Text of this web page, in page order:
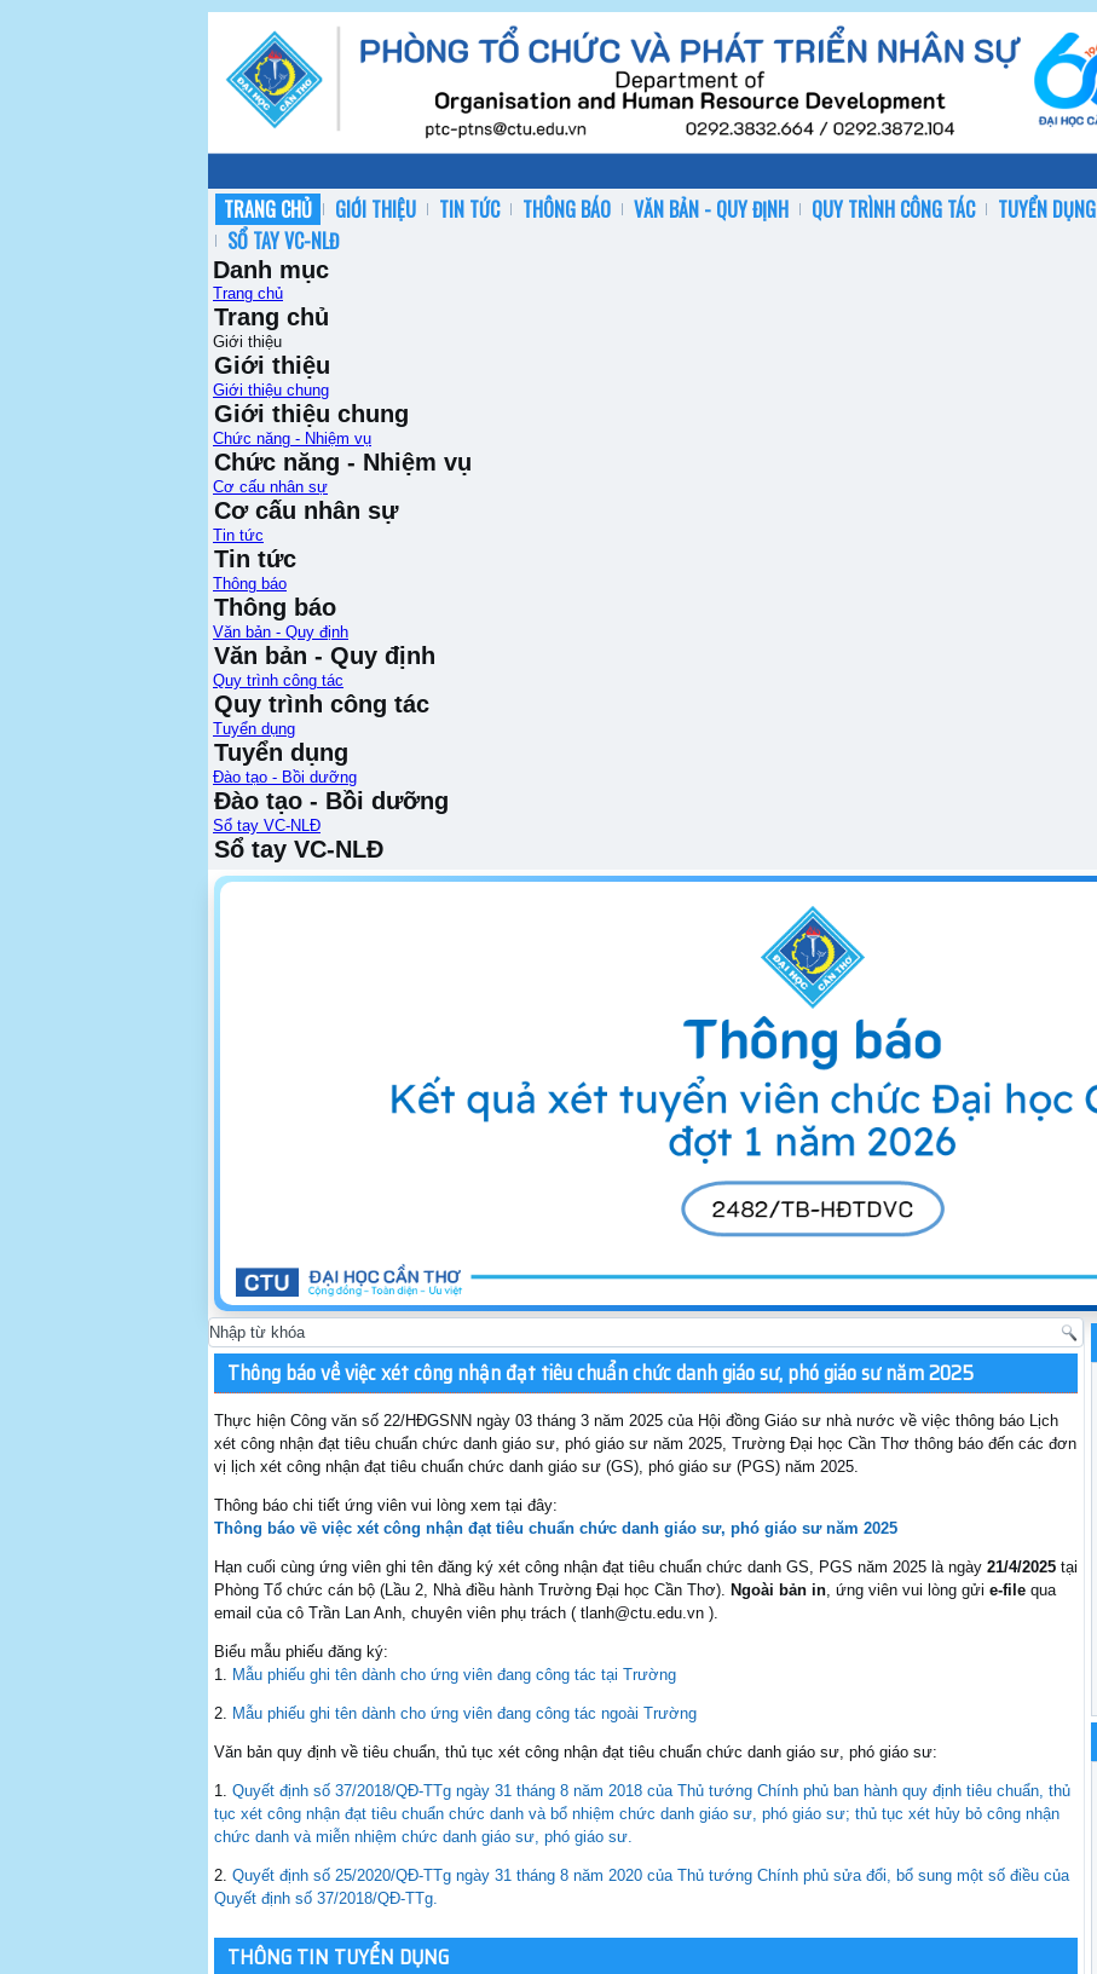
TRANG CHỦ GIỚI THIỆU TIN TỨC THÔNG BÁO VĂN BẢN - QUY ĐỊNH QUY TRÌNH CÔNG TÁC TUYỂN DỤNG
SỔ TAY VC-NLĐ
Danh mục
Trang chủ
Trang chủ
Giới thiệu
Giới thiệu
Giới thiệu chung
Giới thiệu chung
Chức năng - Nhiệm vụ
Chức năng - Nhiệm vụ
Cơ cấu nhân sự
Cơ cấu nhân sự
Tin tức
Tin tức
Thông báo
Thông báo
Văn bản - Quy định
Văn bản - Quy định
Quy trình công tác
Quy trình công tác
Tuyển dụng
Tuyển dụng
Đào tạo - Bồi dưỡng
Đào tạo - Bồi dưỡng
Sổ tay VC-NLĐ
Sổ tay VC-NLĐ
Thông báo về việc xét công nhận đạt tiêu chuẩn chức danh giáo sư, phó giáo sư năm 2025
Thực hiện Công văn số 22/HĐGSNN ngày 03 tháng 3 năm 2025 của Hội đồng Giáo sư nhà nước về việc thông báo Lịch
xét công nhận đạt tiêu chuẩn chức danh giáo sư, phó giáo sư năm 2025, Trường Đại học Cần Thơ thông báo đến các đơn
vị lịch xét công nhận đạt tiêu chuẩn chức danh giáo sư (GS), phó giáo sư (PGS) năm 2025.
Thông báo chi tiết ứng viên vui lòng xem tại đây:
Thông báo về việc xét công nhận đạt tiêu chuẩn chức danh giáo sư, phó giáo sư năm 2025
Hạn cuối cùng ứng viên ghi tên đăng ký xét công nhận đạt tiêu chuẩn chức danh GS, PGS năm 2025 là ngày 21/4/2025 tại
Phòng Tổ chức cán bộ (Lầu 2, Nhà điều hành Trường Đại học Cần Thơ).
Ngoài bản in , ứng viên vui lòng gửi e-file qua
email của cô Trần Lan Anh, chuyên viên phụ trách ( tlanh@ctu.edu.vn ).
Biểu mẫu phiếu đăng ký:
1.
Mẫu phiếu ghi tên dành cho ứng viên đang công tác tại Trường
2. Mẫu phiếu ghi tên dành cho ứng viên đang công tác ngoài Trường
Văn bản quy định về tiêu chuẩn, thủ tục xét công nhận đạt tiêu chuẩn chức danh giáo sư, phó giáo sư:
1. Quyết định số 37/2018/QĐ-TTg ngày 31 tháng 8 năm 2018 của Thủ tướng Chính phủ ban hành quy định tiêu chuẩn, thủ
tục xét công nhận đạt tiêu chuẩn chức danh và bổ nhiệm chức danh giáo sư, phó giáo sư; thủ tục xét hủy bỏ công nhận
chức danh và miễn nhiệm chức danh giáo sư, phó giáo sư.
2. Quyết định số 25/2020/QĐ-TTg ngày 31 tháng 8 năm 2020 của Thủ tướng Chính phủ sửa đổi, bổ sung một số điều của
Quyết định số 37/2018/QĐ-TTg.
THÔNG TIN TUYỂN DỤNG